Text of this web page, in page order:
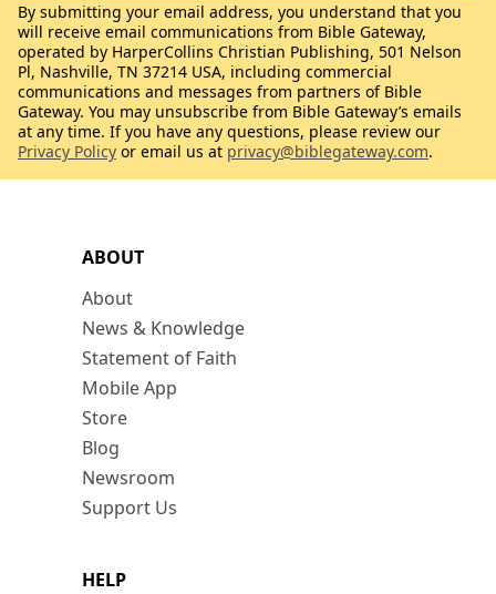
ABOUT
About
News & Knowledge
Statement of Faith
Mobile App
Store
Blog
Newsroom
Support Us
HELP
By submitting your email address, you understand that you
will receive email communications from Bible Gateway,
operated by HarperCollins Christian Publishing, 501 Nelson
Pl, Nashville, TN 37214 USA, including commercial
communications and messages from partners of Bible
Gateway. You may unsubscribe from Bible Gateway’s emails
at any time. If you have any questions, please review our
Privacy Policy or email us at privacy@biblegateway.com.